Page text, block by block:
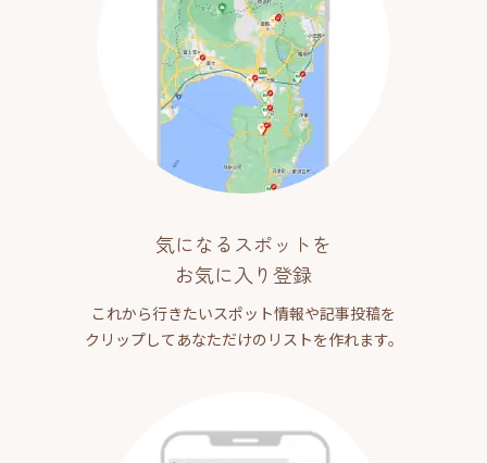
気になるスポットを
お気に入り登録
これから行きたいスポット情報や記事投稿を
クリップしてあなただけのリストを作れます。